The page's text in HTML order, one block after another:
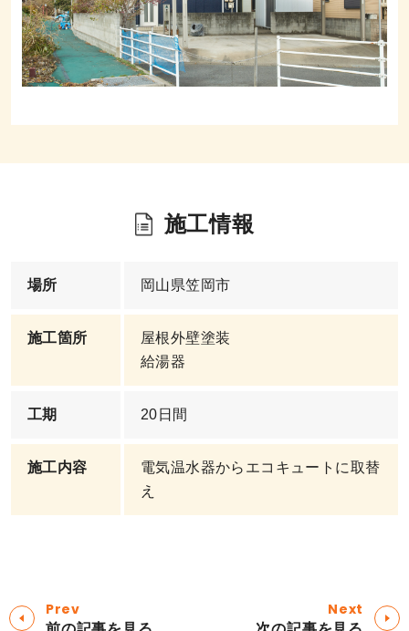
施工情報
場所 岡山県笠岡市
施工箇所
屋根外壁塗装
給湯器
工期 20日間
施工内容
電気温水器からエコキュートに取替
え
Prev Next